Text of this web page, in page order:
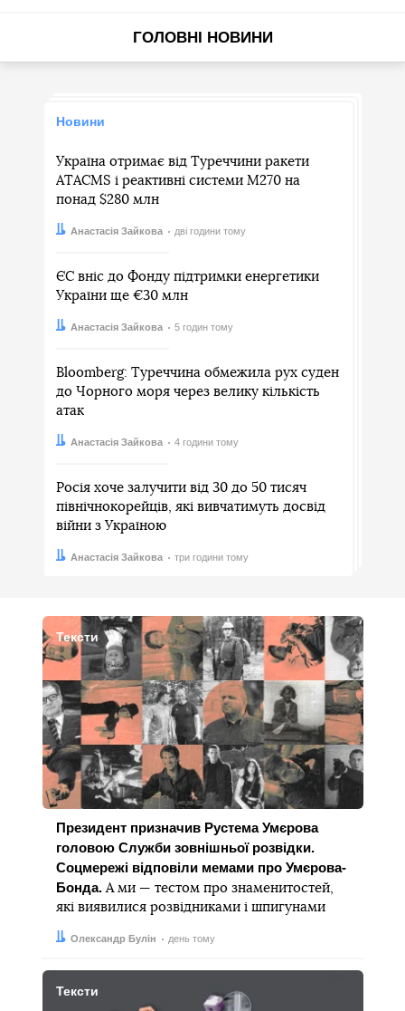
ГОЛОВНІ НОВИНИ
Новини
Україна отримає від Туреччини ракети
ATACMS і реактивні системи M270 на
понад $280 млн
Автор:Анастасія Зайкова
Дата: дві години тому
ЄС вніс до Фонду підтримки енергетики
України ще €30 млн
Автор:Анастасія Зайкова
Дата: 5 годин тому
Bloomberg: Туреччина обмежила рух суден
до Чорного моря через велику кількість
атак
Автор:Анастасія Зайкова
Дата: 4 години тому
Росія хоче залучити від 30 до 50 тисяч
північнокорейців, які вивчатимуть досвід
війни з Україною
Автор:Анастасія Зайкова
Дата: три години тому
Тексти
Президент призначив Рустема Умєрова
головою Служби зовнішньої розвідки.
Соцмережі відповіли мемами про Умєрова-
Бонда.А ми — тестом про знаменитостей,
які виявилися розвідниками і шпигунами
Автор:
Олександр Булін
Дата: день тому
Тексти